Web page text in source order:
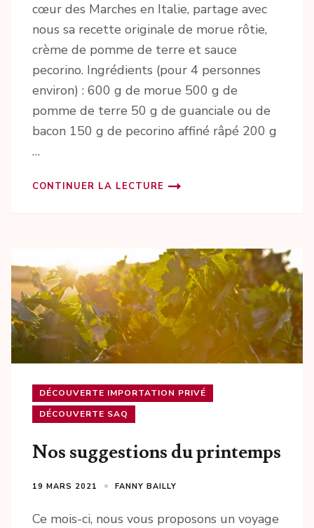
cœur des Marches en Italie, partage avec
nous sa recette originale de morue rôtie,
crème de pomme de terre et sauce
pecorino. Ingrédients (pour 4 personnes
environ) : 600 g de morue 500 g de
pomme de terre 50 g de guanciale ou de
bacon 150 g de pecorino affiné râpé 200 g
…
CONTINUER LA LECTURE
DÉCOUVERTE IMPORTATION PRIVÉ
DÉCOUVERTE SAQ
Nos suggestions du printemps
19 MARS 2021 FANNY BAILLY
Ce mois-ci, nous vous proposons un voyage